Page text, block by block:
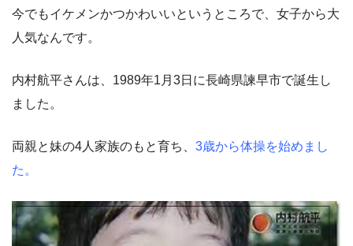
今でもイケメンかつかわいいというところで、女子から大
人気なんです。
内村航平さんは、1989年1月3日に長崎県諫早市で誕生し
ました。
両親と妹の4人家族のもと育ち、 3歳から体操を始めまし
た。